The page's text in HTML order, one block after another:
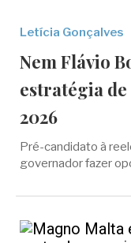
Letícia Gonçalves
Nem Flávio
estratégia
2026
Pré-candidato à
governador fazer